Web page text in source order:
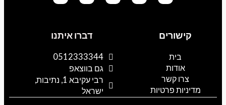
a
s
a
p
p
o
k
o
l
e
קישורים
בית
אודות
צרו קשר
מדיניות פרטיות
דברו איתנו
0512333344
גם בווצאפ
רבי עקיבא 1, נתיבות,
ישראל